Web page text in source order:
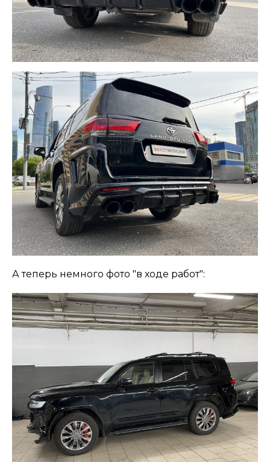
А теперь немного фото "в ходе работ":